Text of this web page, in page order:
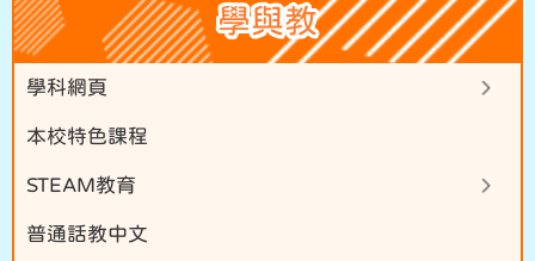
學與教
學科網頁
本校特色課程
STEAM教育
普通話教中文